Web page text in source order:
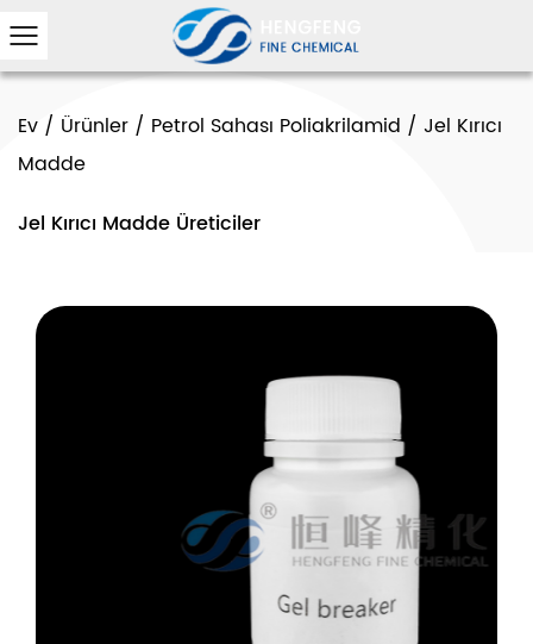
Ev / Ürünler / Petrol Sahası Poliakrilamid / Jel Kırıcı
Madde
Jel Kırıcı Madde Üreticiler